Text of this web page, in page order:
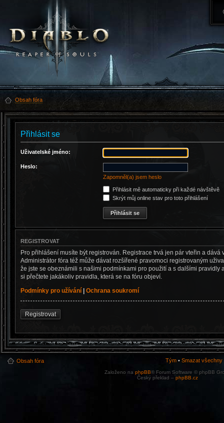
Obsah fóra
Přihlásit se
Uživatelské jméno:
Heslo:
Zapomněl(a) jsem heslo
Přihlásit mě automaticky při každé návštěvě
Skrýt můj online stav pro toto přihlášení
REGISTROVAT
Pro přihlášení musíte být registrován. Registrace trvá jen pár vteřin a dává
Administrátor fóra též může dávat rozšířené pravomoci registrovaným
že jste se obeznámili s našimi podmínkami pro použití a s dalšími pravidly
si přečtete jakákoliv pravidla, která se na fóru objeví.
Podmínky pro užívání
Ochrana soukromí
Registrovat
Obsah fóra Tým • Smazat
Založeno na phpBB® Forum Software © phpBB
Český překlad – phpBB.cz